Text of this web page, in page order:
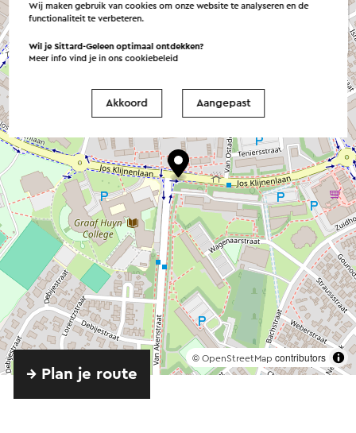
© OpenStreetMap contributors
→ Plan je route
Wij maken gebruik van cookies om onze website te analyseren en de
functionaliteit te verbeteren.
Wil je Sittard-Geleen optimaal ontdekken?
Meer info vind je in onscookiebeleid
Akkoord Aangepast